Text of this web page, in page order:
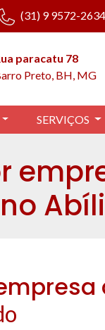
(31) 9 9572-
paracatu 78
Preto, BH, MG
SERVIÇOS